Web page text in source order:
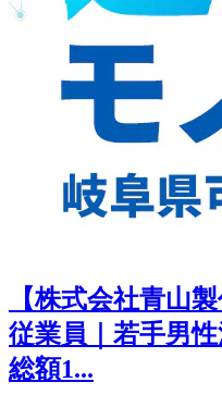
【株式会社青山
従業員｜若手男
総額1...